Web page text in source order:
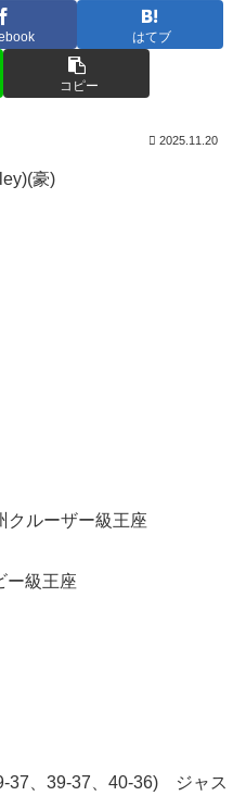
はてブ
コピー
2025.11.20
豪)
クルーザー級王座
ー級王座
37、39-37、40-36) ジャス